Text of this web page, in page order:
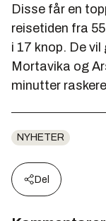
Disse får en
reisetiden fra
i 17 knop. De
Mortavika og
minutter
NYHETER
Del